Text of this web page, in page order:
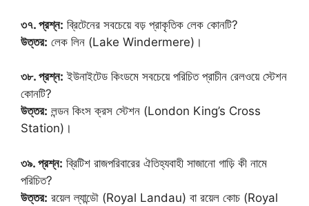
৩৭. প্রশ্ন: ব্রিটেনের সবচেয়ে বড় প্রাকৃতিক লেক কোনটি?
উত্তর: লেক লিন (Lake Windermere)।
৩৮. প্রশ্ন: ইউনাইটেড কিংডমে সবচেয়ে পরিচিত প্রাচীন রেলওয়ে স্টেশন
কোনটি?
উত্তর: লন্ডন কিংস ক্রস স্টেশন (London King’s Cross
Station)।
৩৯. প্রশ্ন: ব্রিটিশ রাজপরিবারের ঐতিহ্যবাহী সাজানো গাড়ি কী নামে
পরিচিত?
উত্তর: রয়েল ল্যান্ডৌ (Royal Landau) বা রয়েল কোচ (Royal